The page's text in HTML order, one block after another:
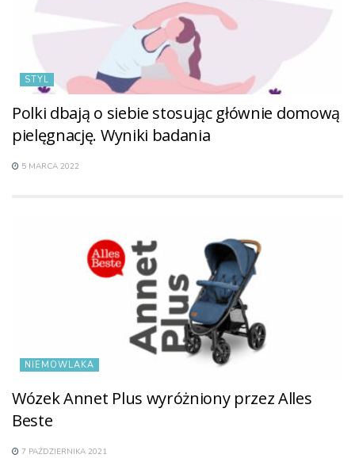
STYL
Polki dbają o siebie stosując głównie domową
pielęgnację. Wyniki badania
5 MARCA 2022
NIEMOWLAKA
Wózek Annet Plus wyróżniony przez Alles
Beste
7 PAŹDZIERNIKA 2021